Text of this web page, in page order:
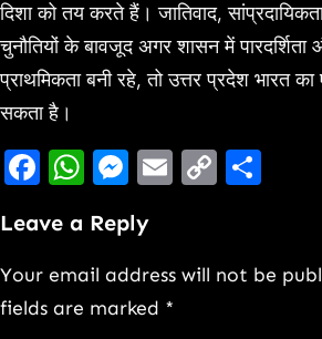
दिशा को तय करते हैं। जातिवाद,
चुनौतियों के बावजूद अगर शासन में पारदर्शिता
प्राथमिकता बनी रहे, तो उत्तर प्रदेश भारत
सकता है।
Facebook
WhatsApp
Messenger
Email
Copy
Leave a Reply
Your email address will not be
fields are marked *